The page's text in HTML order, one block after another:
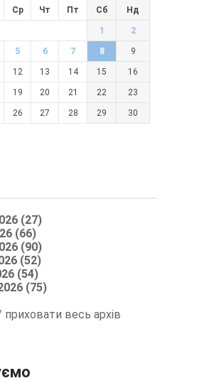
Ср Чт Пт Сб Нд
1 2
5 6 7 8 9
12 13 14 15 16
19 20 21 22 23
26 27 28 29 30
(27)
(66)
(90)
(52)
(54)
(75)
приховати весь архів